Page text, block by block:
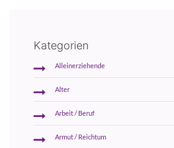
Kategorien
Alleinerziehende
Alter
Arbeit / Beruf
Armut / Reichtum